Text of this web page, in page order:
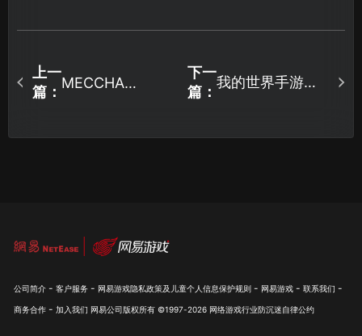
上一
篇：
MECCHA
络！
下一
篇：
我的世界手游局
指南！
公司简介 - 客户服务 - 网易游戏隐私政策及儿童个人信息保护规则 - 网易游戏 - 联系我们 -
商务合作 - 加入我们 网易公司版权所有 ©1997-2026 网络游戏行业防沉迷自律公约